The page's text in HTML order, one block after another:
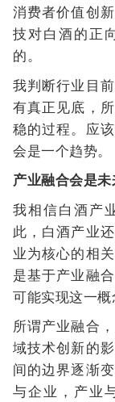
消费者价值创
技对白酒的正
的。
我判断行业目
有真正见底，
稳的过程。应
会是一个趋势。
产业融合会是
我相信白酒产
此，白酒产业
业为核心的相
是基于产业融
可能实现这一概
所谓产业融合
域技术创新的
间的边界逐渐
与企业，产业